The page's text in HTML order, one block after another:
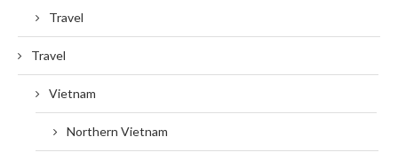
Travel
Travel
Vietnam
Northern Vietnam